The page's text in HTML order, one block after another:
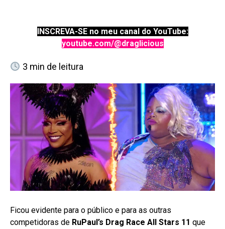
INSCREVA-SE no meu canal do YouTube:
youtube.com/@draglicious
3 min de leitura
Ficou evidente para o público e para as outras
competidoras de RuPaul’s Drag Race All Stars 11 que